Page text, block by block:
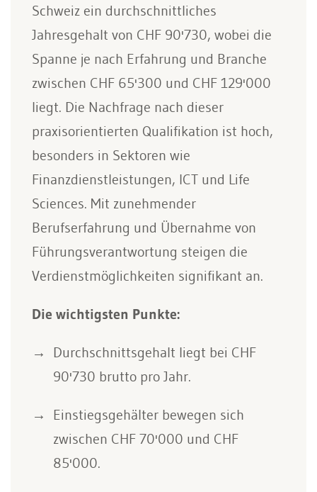
Schweiz ein durchschnittliches
Jahresgehalt von CHF 90'730, wobei die
Spanne je nach Erfahrung und Branche
zwischen CHF 65'300 und CHF 129'000
liegt. Die Nachfrage nach dieser
praxisorientierten Qualifikation ist hoch,
besonders in Sektoren wie
Finanzdienstleistungen, ICT und Life
Sciences. Mit zunehmender
Berufserfahrung und Übernahme von
Führungsverantwortung steigen die
Verdienstmöglichkeiten signifikant an.
Die wichtigsten Punkte:
Durchschnittsgehalt liegt bei CHF
90'730 brutto pro Jahr.
Einstiegsgehälter bewegen sich
zwischen CHF 70'000 und CHF
85'000.